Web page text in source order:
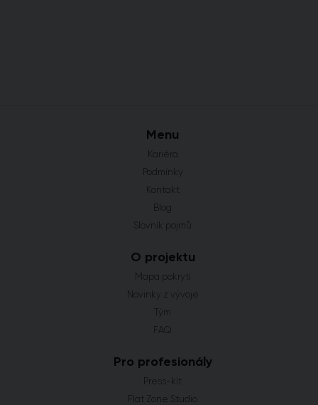
Menu
Kariéra
Podmínky
Kontakt
Blog
Slovník pojmů
O projektu
Mapa pokrytí
Novinky z vývoje
Tým
FAQ
Pro profesionály
Press-kit
Flat Zone Studio